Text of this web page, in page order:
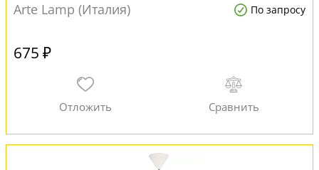
Arte Lamp (Италия)
По запросу
675 ₽